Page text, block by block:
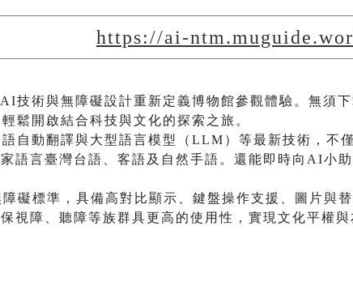
https://ai-
技術與無障礙設計重新定義博物館參觀體驗。無須
鬆開啟結合科技與文化的探索之旅。
自動翻譯與大型語言模型（LLM）等最新技術，不
語言臺灣台語、客語及自然手語。還能即時向AI小
礙標準，具備高對比顯示、鍵盤操作支援、圖片與
視障、聽障等族群具更高的使用性，實現文化平權與